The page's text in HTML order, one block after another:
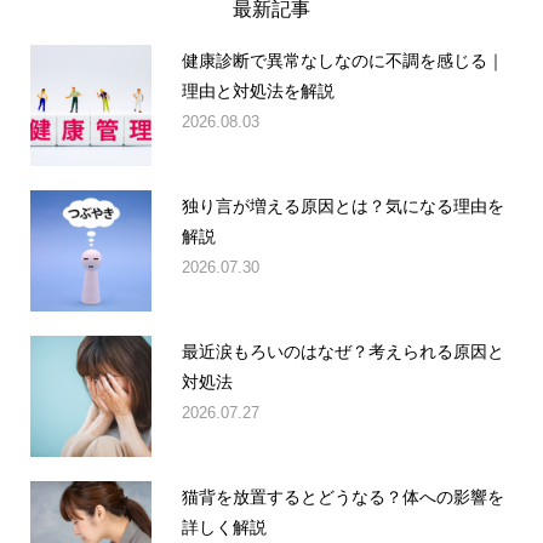
最新記事
健康診断で異常なしなのに不調を感じる｜
理由と対処法を解説
2026.08.03
独り言が増える原因とは？気になる理由を
解説
2026.07.30
最近涙もろいのはなぜ？考えられる原因と
対処法
2026.07.27
猫背を放置するとどうなる？体への影響を
詳しく解説